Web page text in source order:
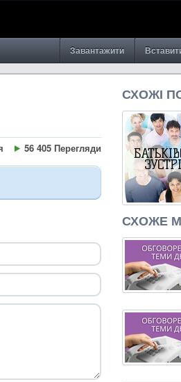
Завантажити
56 405 Перегляди
СХОЖІ
СХОЖЕ